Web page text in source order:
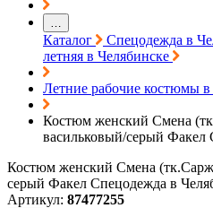
…
Каталог Спецодежда в
летняя в Челябинске
Летние рабочие костюмы в
Костюм женский Смена
васильковый/серый Факел
Костюм женский Смена
серый Факел Спецодежда в
Артикул: 87477255